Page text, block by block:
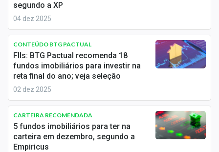
Política
Colunas
Especiais
Internacional
Marketing
Tecnologia
Conteúdo de Marca
segundo a XP
04 dez 2025
CONTEÚDO BTG PACTUAL
FIIs: BTG Pactual recomenda 18
fundos imobiliários para investir na
reta final do ano; veja seleção
02 dez 2025
CARTEIRA RECOMENDADA
5 fundos imobiliários para ter na
carteira em dezembro, segundo a
Empiricus